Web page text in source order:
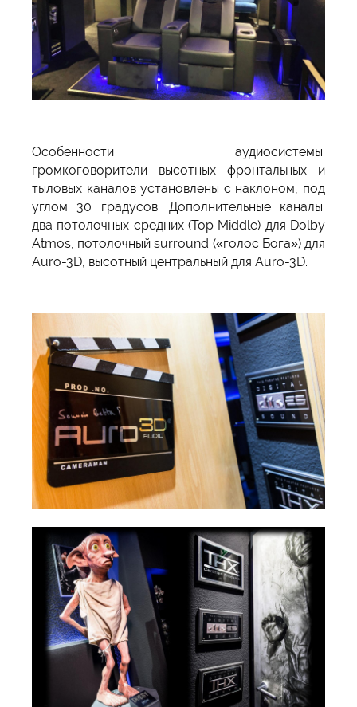
Особенности аудиосистемы:
громкоговорители высотных фронтальных и
тыловых каналов установлены с наклоном, под
углом 30 градусов. Дополнительные каналы:
два потолочных средних (Top Middle) для Dolby
Atmos, потолочный surround («голос Бога») для
Auro-3D, высотный центральный для Auro-3D.